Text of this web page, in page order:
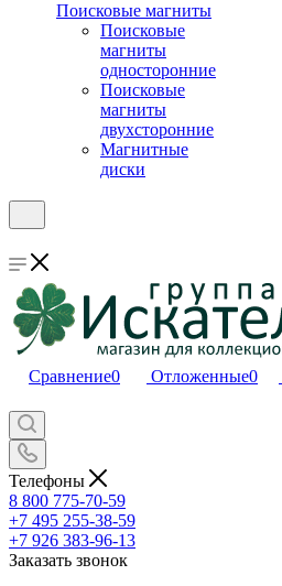
Поисковые магниты
Поисковые
магниты
односторонние
Поисковые
магниты
двухсторонние
Магнитные
диски
Сравнение0 Отложенные0
Телефоны
8 800 775-70-59
+7 495 255-38-59
+7 926 383-96-13
Заказать звонок